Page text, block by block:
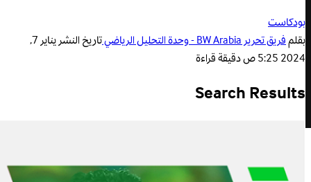
بودكاست
بقلمفريق تحرير BW Arabia - وحدة التحليل الرياضي تاريخ النشر
يناير 7,
2024 5:25 ص
دقيقة قراءة
Search Results